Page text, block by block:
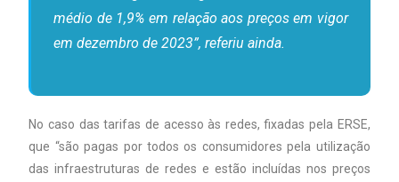
médio de 1,9% em relação aos preços em vigor
em dezembro de 2023”, referiu ainda.
No caso das tarifas de acesso às redes, fixadas pela ERSE,
que “são pagas por todos os consumidores pela utilização
das infraestruturas de redes e estão incluídas nos preços